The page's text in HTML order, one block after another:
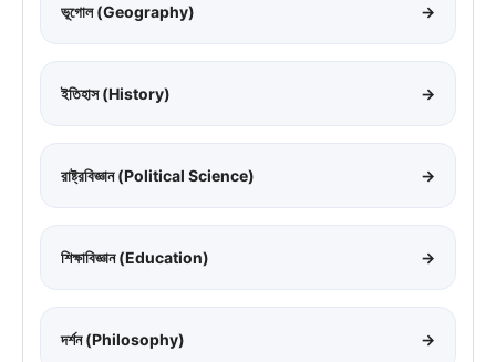
ভূগোল (Geography) →
ইতিহাস (History) →
রাষ্ট্রবিজ্ঞান (Political Science) →
শিক্ষাবিজ্ঞান (Education) →
দর্শন (Philosophy) →